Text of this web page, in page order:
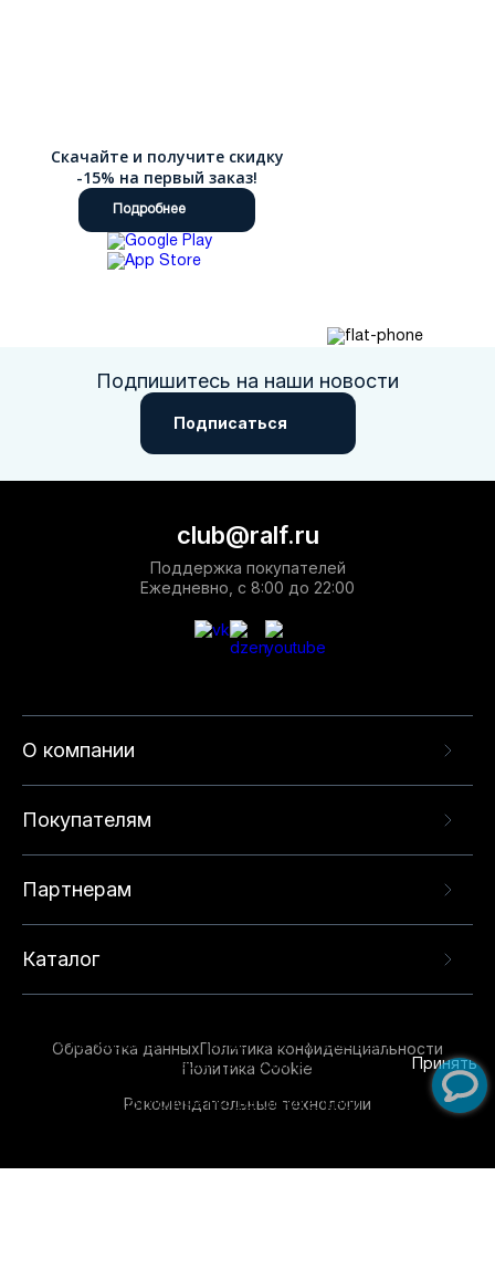
Скачайте и получите скидку
-15% на первый заказ!
Подробнее
Подпишитесь на наши новости
Подписаться
О компании
Покупателям
Партнерам
Каталог
club@ralf.ru
Поддержка покупателей
Ежедневно, с 8:00 до 22:00
Обработка данныхПолитика конфиденциальности
Политика Cookie
Рекомендательные технологии
опыта на нашем сайте. Продолжая использовать
данный сайт, вы соглашаетесь с использованием
технологий. Для получения дополнительной
Принять